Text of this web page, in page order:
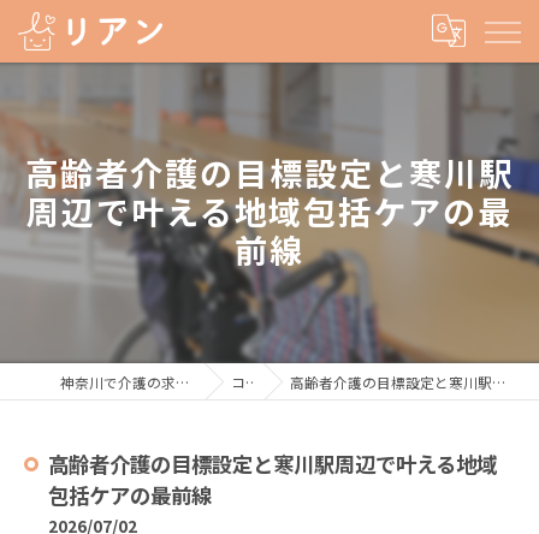
高齢者介護の目標設定と寒川駅
周辺で叶える地域包括ケアの最
前線
神奈川で介護の求人なら株式会社リアン コラム 高齢者介護の目標設定と寒川駅周辺で叶える地域包括ケアの最前線
高齢者介護の目標設定と寒川駅周辺で叶える地域
包括ケアの最前線
2026/07/02